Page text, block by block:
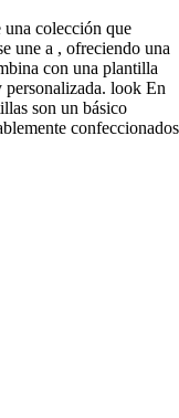
una colección que
une a , ofreciendo una
con una plantilla
look En
son un básico
confeccionados